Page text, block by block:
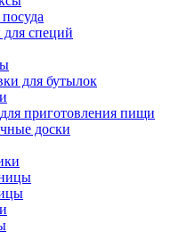
специй
для бутылок
приготовления пищи
доски